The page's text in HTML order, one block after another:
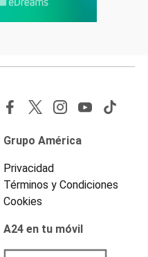
Grupo América
Privacidad
Términos y Condiciones
Cookies
A24 en tu móvil